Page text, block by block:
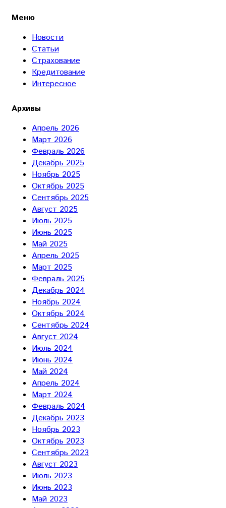
Меню
Новости
Статьи
Страхование
Кредитование
Интересное
Архивы
Апрель 2026
Март 2026
Февраль 2026
Декабрь 2025
Ноябрь 2025
Октябрь 2025
Сентябрь 2025
Август 2025
Июль 2025
Июнь 2025
Май 2025
Апрель 2025
Март 2025
Февраль 2025
Декабрь 2024
Ноябрь 2024
Октябрь 2024
Сентябрь 2024
Август 2024
Июль 2024
Июнь 2024
Май 2024
Апрель 2024
Март 2024
Февраль 2024
Декабрь 2023
Ноябрь 2023
Октябрь 2023
Сентябрь 2023
Август 2023
Июль 2023
Июнь 2023
Май 2023